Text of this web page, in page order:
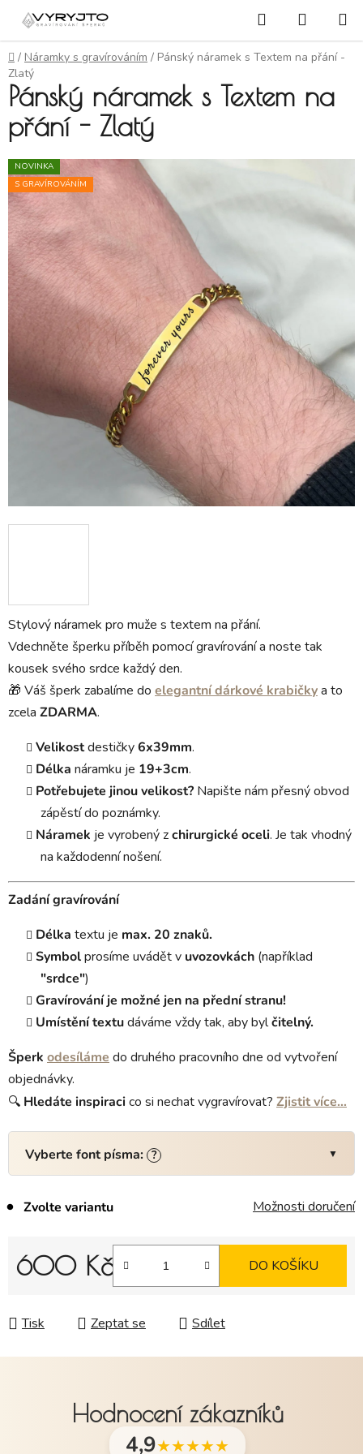
Přejít na obsah Hledat
Domů
/ Náramky s gravírováním / Pánský náramek s Textem na přání -
Zlatý
Stylový náramek pro muže s textem na přání.
Vdechněte šperku příběh pomocí gravírování a noste tak
kousek svého srdce každý den.
🎁 Váš šperk zabalíme do elegantní dárkové krabičkya to
zcela ZDARMA.
Velikostdestičky6x39mm.
Délka náramku je 19+3cm.
Potřebujete jinou velikost? Napište nám přesný obvod
zápěstí do poznámky.
Náramek je vyrobený zchirurgické oceli. Je tak vhodný
na každodenní nošení.
Zadání gravírování
Délka textu je max. 20 znaků.
Symbolprosíme uvádět v uvozovkách (například
"srdce")
Gravírování je možné jen na přední stranu!
Umístění textudáváme vždy tak, aby bylčitelný.
Šperk odesíláme do druhého pracovního dne od vytvoření
objednávky.
🔍 Hledáte inspiracico si nechat vygravírovat? Zjistit více…
Vyberte font písma: ?
Zvolte variantu Možnosti doručení
600 Kč DO KOŠÍKU
Tisk Zeptat se Sdílet
Pánský náramek s Textem na
přání - Zlatý
NOVINKA
S GRAVÍROVÁNÍM
Hodnocení zákazníků
4,9★★★★★